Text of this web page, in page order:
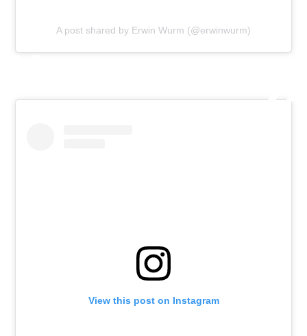
A post shared by Erwin Wurm (@erwinwurm)
View this post on Instagram